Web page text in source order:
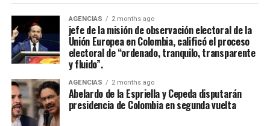
deciden recorrer el camino del diálogo, de la sensatez y
del entendimiento nacional, si optan por construir
acuerdos sobre la base del respeto mutuo y del interés
general, encontrarán en nosotros una disposición
sincera de concertación”, afirmó Cepeda, que le reiteró a
las urnas. Somos una parte fundamental de la nación.
Somos una fuerza política, social y cultural presente en
cada rincón del país. Somos la fuerza serena del cambio
AGENCIAS 2 months ago
jefe de la misión de observación electoral de la
Unión Europea en Colombia, calificó el proceso
electoral de “ordenado, tranquilo, transparente
y fluido”.
AGENCIAS 2 months ago
Abelardo de la Espriella y Cepeda disputarán
presidencia de Colombia en segunda vuelta